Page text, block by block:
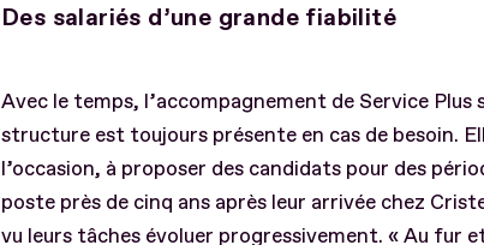
Des salariés d’une grande fiabilité
Avec le temps, l’accompagnement de Service Plus
structure est toujours présente en cas de besoin.
l’occasion, à proposer des candidats pour des
poste près de cinq ans après leur arrivée chez
vu leurs tâches évoluer progressivement. « Au fur